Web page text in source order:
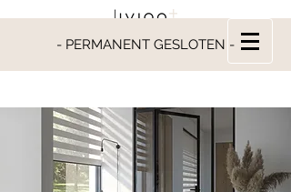
- PERMANENT GESLOTEN -